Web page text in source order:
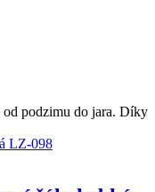
podzimu do jara. Díky